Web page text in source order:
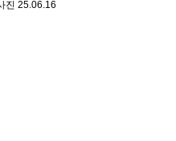
진 25.06.16